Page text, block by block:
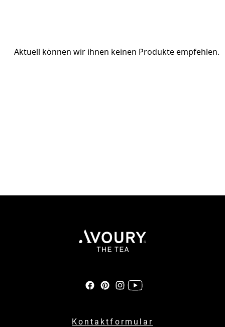
Aktuell können wir ihnen keinen Produkte empfehlen.
Kontaktformular